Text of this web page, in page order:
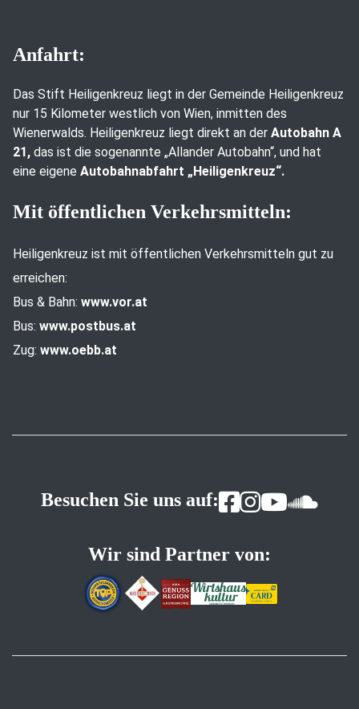
Anfahrt:
Das Stift Heiligenkreuz liegt in der Gemeinde Heiligenkreuz
nur 15 Kilometer westlich von Wien, inmitten des
Wienerwalds. Heiligenkreuz liegt direkt an der Autobahn A
21, das ist die sogenannte „Allander Autobahn“, und hat
eine eigene Autobahnabfahrt „Heiligenkreuz“.
Mit öffentlichen Verkehrsmitteln:
Heiligenkreuz ist mit öffentlichen Verkehrsmitteln gut zu
erreichen:
Bus & Bahn: www.vor.at
Bus: www.postbus.at
Zug: www.oebb.at
Besuchen Sie uns auf:
Wir sind Partner von: